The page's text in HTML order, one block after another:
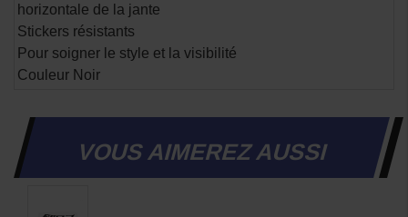
horizontale de la jante
Stickers résistants
Pour soigner le style et la visibilité
Couleur Noir
VOUS AIMEREZ AUSSI